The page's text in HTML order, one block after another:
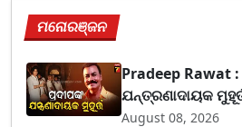
ମନୋରଞ୍ଜନ
Pradeep Rawat
ଯନ୍ତ୍ରଣାଦାୟକ
August 08, 2026